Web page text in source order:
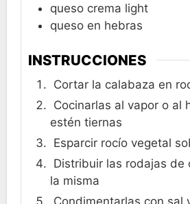
queso crema light
queso en hebras
INSTRUCCIONES
Cortar la calabaza en
Cocinarlas al vapor o al
estén tiernas
Esparcir rocío vegetal
Distribuir las rodajas de
la misma
Condimentarlas con sal